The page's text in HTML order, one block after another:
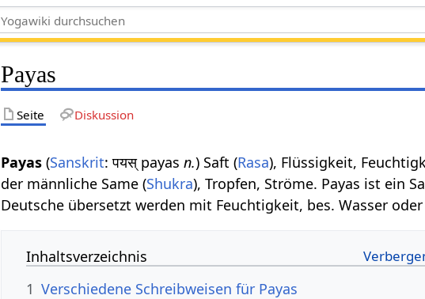
Payas
Seite Diskussion
Payas (Sanskrit: पयस् payasn.) Saft (Rasa), Flüssigkeit,
der männliche Same (Shukra), Tropfen, Ströme. Payas ist ein
Deutsche übersetzt werden mit Feuchtigkeit, bes. Wasser
Inhaltsverzeichnis
1 Verschiedene Schreibweisen für Payas